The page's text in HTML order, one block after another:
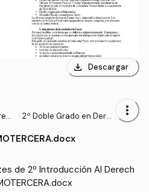
download Descargar
· 2º Doble Grado en Dere
ración Pública (US)
more_vert
de 2º Introducción Al Derech